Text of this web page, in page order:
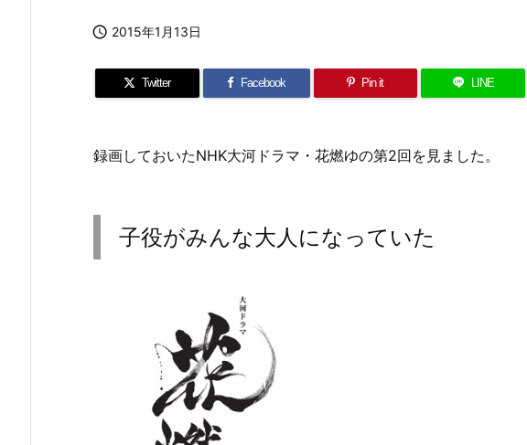
 2015年1月13日
Twitter Facebook Pin it LINE
録画しておいたNHK大河ドラマ・花燃ゆの第2回を見ました。
子役がみんな大人になっていた